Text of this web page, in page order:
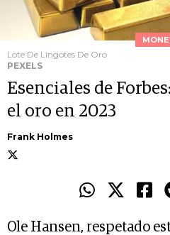
Lote De Lingotes De Oro
PEXELS
Esenciales de
el oro en 2023
Frank Holmes
Ole Hansen, respetado